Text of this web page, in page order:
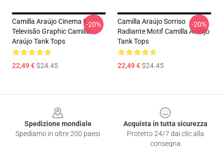
Camilla Araújo Cinema E
Televisão Graphic Camilla
Araújo Tank Tops
22,49 €$24.45
-20%
Camilla Araújo Sorriso
Radiante Motif Camilla Araújo
Tank Tops
22,49 €$24.45
-20%
Spedizione mondiale
Spediamo in oltre 200 paesi
Acquista in tutta sicurezza
Protetto 24/7 dai clic alla
consegna